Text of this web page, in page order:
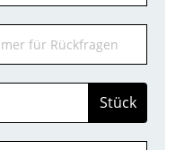
Stück